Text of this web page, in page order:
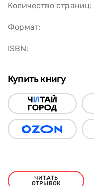
Количество страниц:
Формат:
ISBN:
Купить книгу
ЧИТАТЬ
ОТРЫВОК